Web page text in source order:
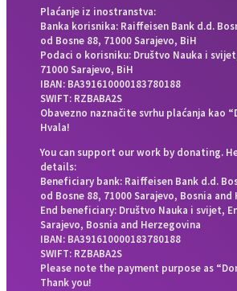
Plaćanje iz inostranstva:
Banka korisnika: Raiffeisen Bank d.d.
od Bosne 88, 71000 Sarajevo, BiH
Podaci o korisniku: Društvo Nauka i
71000 Sarajevo, BiH
IBAN: BA391610000183780188
SWIFT: RZBABA2S
Obavezno naznačite svrhu plaćanja kao
Hvala!
You can support our work by donating.
details:
Beneficiary bank: Raiffeisen Bank d.d.
od Bosne 88, 71000 Sarajevo, Bosnia and
End beneficiary: Društvo Nauka i svijet,
Sarajevo, Bosnia and Herzegovina
IBAN: BA391610000183780188
SWIFT: RZBABA2S
Please note the payment purpose as
Thank you!